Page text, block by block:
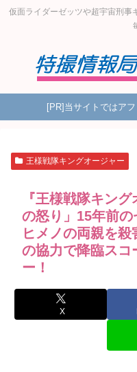
仮面ライダーゼッツや超宇宙刑事
[PR]当サイトではア
王様戦隊キングオージャー
『王様戦隊キン
の怒り」15年前
ヒメノの両親を
の協力で降臨スコ
ー！
X